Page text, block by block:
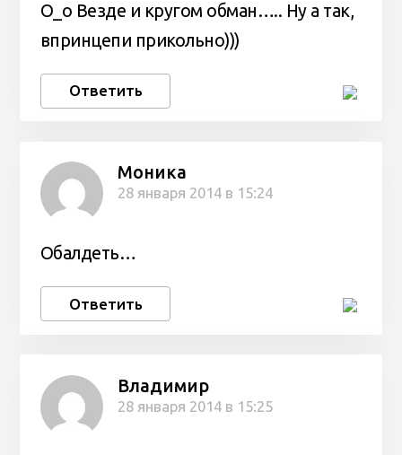
О_о Везде и кругом обман….. Ну а так,
впринцепи прикольно)))
Ответить
Моника
28 января 2014 в 15:24
Обалдеть…
Ответить
Владимир
28 января 2014 в 15:25